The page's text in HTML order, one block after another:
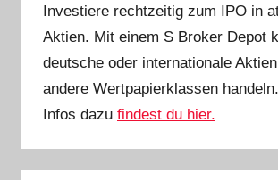
Investiere rechtzeitig zum IPO in
Aktien. Mit einem S Broker Depot
deutsche oder internationale
andere Wertpapierklassen
Infos dazu findest du hier.